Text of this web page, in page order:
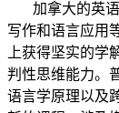
加拿大的英语
写作和语言应用
上获得坚实的学
判性思维能力。
语言学原理以及